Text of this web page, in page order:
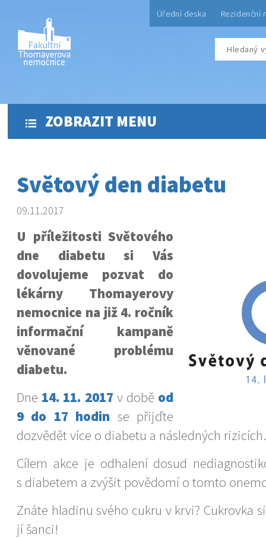
Úřední deska Rezidenční
ZOBRAZIT MENU
Světový den diabetu
09.11.2017
U příležitosti Světového
dne diabetu si Vás
dovolujeme pozvat do
lékárny Thomayerovy
nemocnice na již 4. ročník
informační kampaně
věnované problému
diabetu.
Dne 14. 11. 2017 v době od
9 do 17 hodin se přijďte
dozvědět více o diabetu a následných rizicích.
Cílem akce je odhalení dosud
s diabetem a zvýšit povědomí o tomto
Znáte hladinu svého cukru v krvi? Cukrovka
jí šanci!